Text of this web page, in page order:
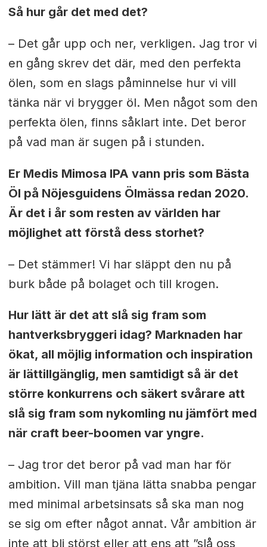
Så hur går det med det?
– Det går upp och ner, verkligen. Jag tror vi
en gång skrev det där, med den perfekta
ölen, som en slags påminnelse hur vi vill
tänka när vi brygger öl. Men något som den
perfekta ölen, finns såklart inte. Det beror
på vad man är sugen på i stunden.
Er Medis Mimosa IPA vann pris som Bästa
Öl på Nöjesguidens Ölmässa redan 2020.
Är det i år som resten av världen har
möjlighet att förstå dess storhet?
– Det stämmer! Vi har släppt den nu på
burk både på bolaget och till krogen.
Hur lätt är det att slå sig fram som
hantverksbryggeri idag? Marknaden har
ökat, all möjlig information och inspiration
är lättillgänglig, men samtidigt så är det
större konkurrens och säkert svårare att
slå sig fram som nykomling nu jämfört med
när craft beer-boomen var yngre.
– Jag tror det beror på vad man har för
ambition. Vill man tjäna lätta snabba pengar
med minimal arbetsinsats så ska man nog
se sig om efter något annat. Vår ambition är
inte att bli störst eller att ens att ”slå oss